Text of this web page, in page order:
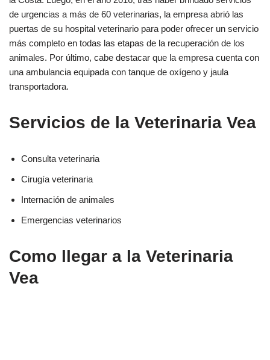
de urgencias a más de 60 veterinarias, la empresa abrió las
puertas de su hospital veterinario para poder ofrecer un servicio
más completo en todas las etapas de la recuperación de los
animales. Por último, cabe destacar que la empresa cuenta con
una ambulancia equipada con tanque de oxígeno y jaula
transportadora.
Servicios de la Veterinaria Vea
Consulta veterinaria
Cirugía veterinaria
Internación de animales
Emergencias veterinarios
Como llegar a la Veterinaria
Vea